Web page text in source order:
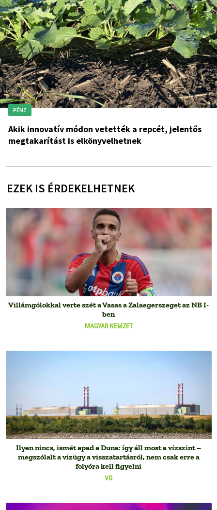
PÉNZ
Akik innovatív módon vetették a repcét, jelentős
megtakarítást is elkönyvelhetnek
EZEK IS ÉRDEKELHETNEK
MAGYAR NEMZET
Villámgólokkal verte szét a Vasas a Zalaegerszeget az NB I-
ben
VG
Ilyen nincs, ismét apad a Duna: így áll most a vízszint –
megszólalt a vízügy a visszatartásról, nem csak erre a
folyóra kell figyelni